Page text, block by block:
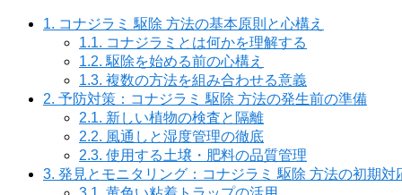
1. コナジラミ 駆除 方法の基本原則と心構え
1.1. コナジラミとは何かを理解する
1.2. 駆除を始める前の心構え
1.3. 複数の方法を組み合わせる意義
2. 予防対策：コナジラミ 駆除 方法の発生前の準備
2.1. 新しい植物の検査と隔離
2.2. 風通しと湿度管理の徹底
2.3. 使用する土壌・肥料の品質管理
3. 発見とモニタリング：コナジラミ 駆除 方法の初期対